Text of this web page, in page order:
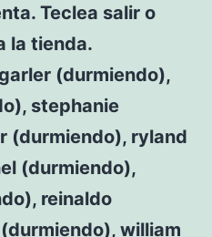
Teclea salir o
la tienda.
(durmiendo),
stephanie
(durmiendo), ryland
(durmiendo),
reinaldo
william